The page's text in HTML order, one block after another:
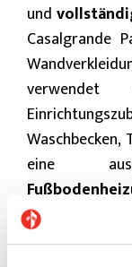
und
Casalgrande
Waschbecken,
eine
Die